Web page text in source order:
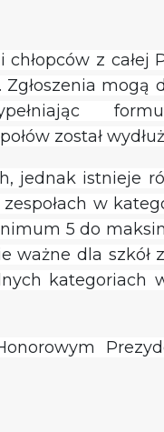
z
Zgłoszenia
został
jednak istnieje
w
5 do
ważne dla